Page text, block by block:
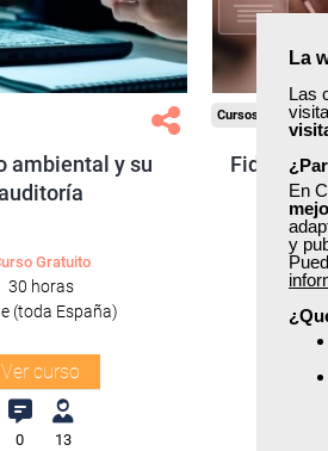
La
Las
En
y
Sector
Química.
ambiental y su
Gratuito
30 horas
(toda España)
Ver curso
0 13
Cursos Femxa